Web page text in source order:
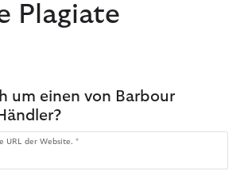
Plagiate
um einen von Barbour
URL der Website.